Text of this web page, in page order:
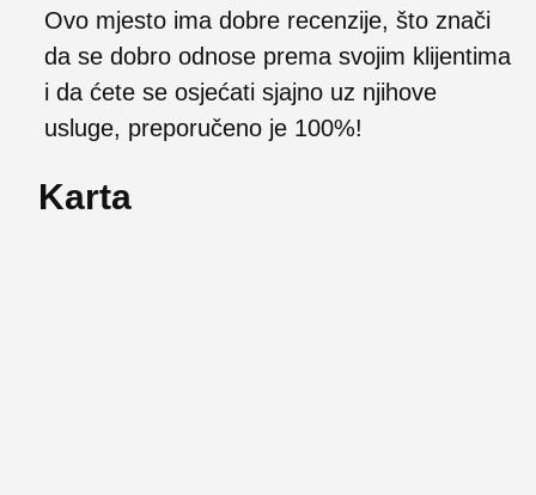
Ovo mjesto ima dobre recenzije, što znači
da se dobro odnose prema svojim klijentima
i da ćete se osjećati sjajno uz njihove
usluge, preporučeno je 100%!
Karta